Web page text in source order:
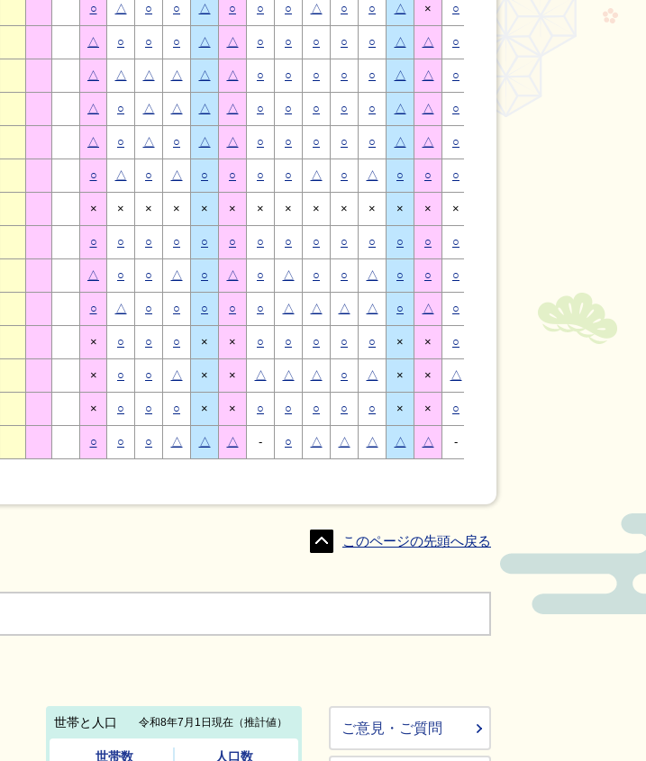
○ △ ○ ○ △ ○ ○ ○ △ ○ ○ △ × ○
△ ○ ○ ○ △ △ ○ ○ ○ ○ ○ △ △ ○
△ △ △ △ △ △ ○ ○ ○ ○ ○ △ △ ○
△ ○ △ △ △ △ ○ ○ ○ ○ ○ △ △ ○
△ ○ △ ○ △ △ ○ ○ ○ ○ ○ △ △ ○
○ △ ○ △ ○ ○ ○ ○ △ ○ △ ○ ○ ○
× × × × × × × × × × × × × ×
○ ○ ○ ○ ○ ○ ○ ○ ○ ○ ○ ○ ○ ○
△ ○ ○ △ ○ △ ○ △ ○ ○ △ ○ ○ ○
○ △ ○ ○ ○ ○ ○ △ △ △ △ ○ △ ○ △ △ ○
× ○ ○ ○ × × ○ ○ ○ ○ ○ × × ○ ×
× ○ ○ △ × × △ △ △ ○ △ × × △
× ○ ○ ○ × × ○ ○ ○ ○ ○ × × ○
○ ○ ○ △ △ △ - ○ △ △ △ △ △ -
このページの先頭へ戻る
ご意見・ご質問